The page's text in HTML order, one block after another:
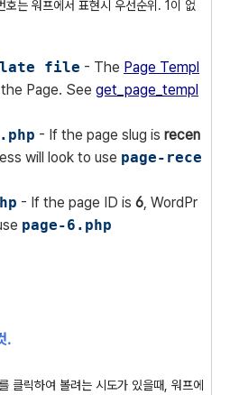
는 워프에서 표현시 우선순위. 1이 없
file - The Page Templ
Page. See get_page_templ
- If the page slug is recen
will look to use page-rece
- If the page ID is 6, WordPr
page-6.php
.
클릭하여 볼려는 시도가 있을때, 워프에